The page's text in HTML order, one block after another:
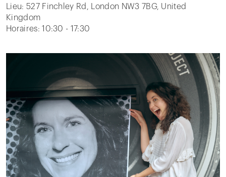
Lieu: 527 Finchley Rd, London NW3 7BG, United
Kingdom
Horaires: 10:30 - 17:30